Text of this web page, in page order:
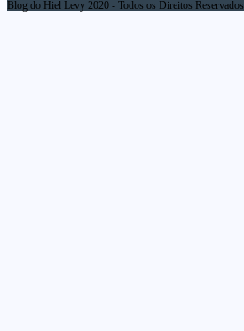
Blog do Hiel Levy 2020 - Todos os Direitos Reservados